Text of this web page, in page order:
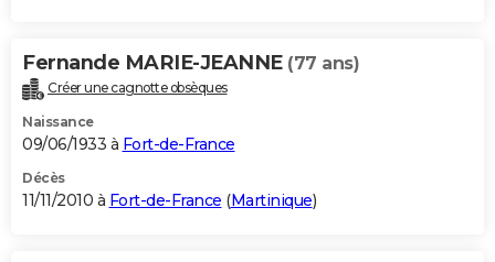
Fernande MARIE-JEANNE (77 ans)
Créer une cagnotte obsèques
Naissance
09/06/1933 à Fort-de-France
Décès
11/11/2010 à Fort-de-France (Martinique)